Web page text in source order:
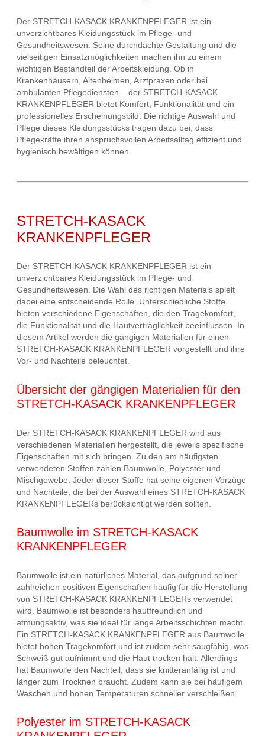
Der STRETCH-KASACK KRANKENPFLEGER ist ein
unverzichtbares Kleidungsstück im Pflege- und
Gesundheitswesen. Seine durchdachte Gestaltung und die
vielseitigen Einsatzmöglichkeiten machen ihn zu einem
wichtigen Bestandteil der Arbeitskleidung. Ob in
Krankenhäusern, Altenheimen, Arztpraxen oder bei
ambulanten Pflegediensten – der STRETCH-KASACK
KRANKENPFLEGER bietet Komfort, Funktionalität und ein
professionelles Erscheinungsbild. Die richtige Auswahl und
Pflege dieses Kleidungsstücks tragen dazu bei, dass
Pflegekräfte ihren anspruchsvollen Arbeitsalltag effizient und
hygienisch bewältigen können.
STRETCH-KASACK
KRANKENPFLEGER
Der STRETCH-KASACK KRANKENPFLEGER ist ein
unverzichtbares Kleidungsstück im Pflege- und
Gesundheitswesen. Die Wahl des richtigen Materials spielt
dabei eine entscheidende Rolle. Unterschiedliche Stoffe
bieten verschiedene Eigenschaften, die den Tragekomfort,
die Funktionalität und die Hautverträglichkeit beeinflussen. In
diesem Artikel werden die gängigen Materialien für einen
STRETCH-KASACK KRANKENPFLEGER vorgestellt und ihre
Vor- und Nachteile beleuchtet.
Übersicht der gängigen Materialien für den
STRETCH-KASACK KRANKENPFLEGER
Der STRETCH-KASACK KRANKENPFLEGER wird aus
verschiedenen Materialien hergestellt, die jeweils spezifische
Eigenschaften mit sich bringen. Zu den am häufigsten
verwendeten Stoffen zählen Baumwolle, Polyester und
Mischgewebe. Jeder dieser Stoffe hat seine eigenen Vorzüge
und Nachteile, die bei der Auswahl eines STRETCH-KASACK
KRANKENPFLEGERs berücksichtigt werden sollten.
Baumwolle im STRETCH-KASACK
KRANKENPFLEGER
Baumwolle ist ein natürliches Material, das aufgrund seiner
zahlreichen positiven Eigenschaften häufig für die Herstellung
von STRETCH-KASACK KRANKENPFLEGERs verwendet
wird. Baumwolle ist besonders hautfreundlich und
atmungsaktiv, was sie ideal für lange Arbeitsschichten macht.
Ein STRETCH-KASACK KRANKENPFLEGER aus Baumwolle
bietet hohen Tragekomfort und ist zudem sehr saugfähig, was
Schweiß gut aufnimmt und die Haut trocken hält. Allerdings
hat Baumwolle den Nachteil, dass sie knitteranfällig ist und
länger zum Trocknen braucht. Zudem kann sie bei häufigem
Waschen und hohen Temperaturen schneller verschleißen.
Polyester im STRETCH-KASACK